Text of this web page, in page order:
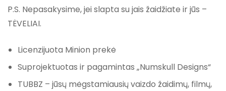
P.S. Nepasakysime, jei slapta su jais žaidžiate ir jūs –
TĖVELIAI.
Licenzijuota Minion prekė
Suprojektuotas ir pagamintas „Numskull Designs“
TUBBZ – jūsų mėgstamiausių vaizdo žaidimų, filmų,